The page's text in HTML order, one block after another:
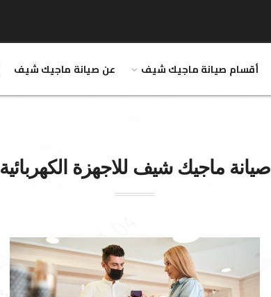
أقسام صيانة ماجيك شيف عن صيانة ماجيك شيف
صيانة ماجيك شيف للاجهزة الكهربائية